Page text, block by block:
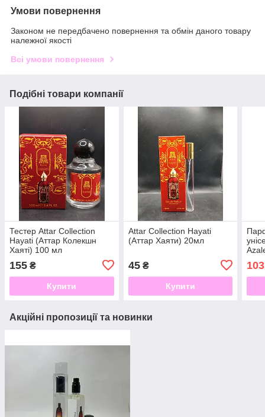
Умови повернення
Законом не передбачено повернення та обмін даного товару
належної якості
Всі умови повернення
Подібні товари компанії
Тестер Attar Collection
Hayati (Аттар Колекшн
Хаяті) 100 мл
155 ₴
Купити
Attar Collection Hayati
(Аттар Хаяти) 20мл
45₴
Купити
103
Акційні пропозиції та новинки